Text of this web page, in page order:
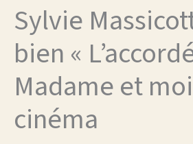
Sylvie
bien «
Madame et
cinéma